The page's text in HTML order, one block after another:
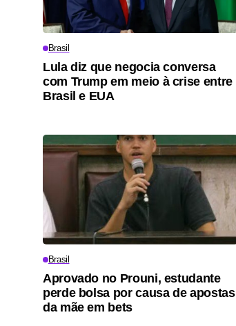
Brasil
Lula diz que negocia conversa
com Trump em meio à crise entre
Brasil e EUA
Brasil
Aprovado no Prouni, estudante
perde bolsa por causa de apostas
da mãe em bets